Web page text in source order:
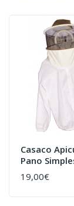
Casaco
Pano
Mascara Fixa
19,00€